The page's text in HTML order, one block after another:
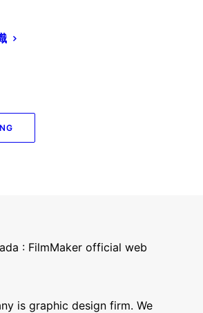
: FilmMaker official web
is graphic design firm. We